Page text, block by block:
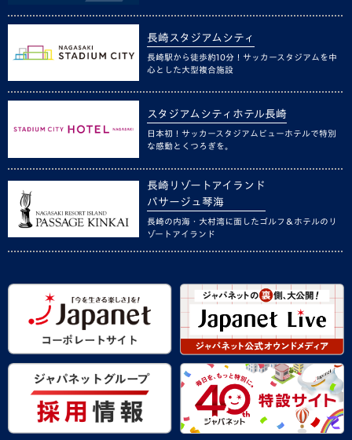
長崎スタジアムシティ
長崎駅から徒歩約10分！サッカースタジアムを中
心とした大型複合施設
スタジアムシティホテル長崎
日本初！サッカースタジアムビューホテルで特別
な感動とくつろぎを。
長崎リゾートアイランド
パサージュ琴海
長崎の内海・大村湾に面したゴルフ＆ホテルのリ
ゾートアイランド